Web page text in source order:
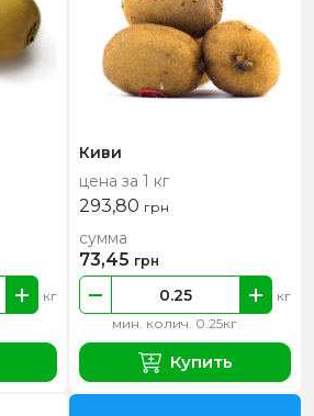
кг
Киви
цена за 1 кг
293,80 грн
мин. колич. 0.25кг
кг
сумма
73,45 грн
Купить